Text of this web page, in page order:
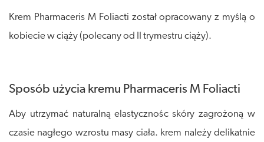
Krem Pharmaceris M Foliacti został opracowany z myślą o
kobiecie w ciąży (polecany od II trymestru ciąży).
Sposób użycia kremu Pharmaceris M Foliacti
Aby utrzymać naturalną elastycznośc skóry zagrożoną w
czasie nagłego wzrostu masy ciała. krem należy delikatnie